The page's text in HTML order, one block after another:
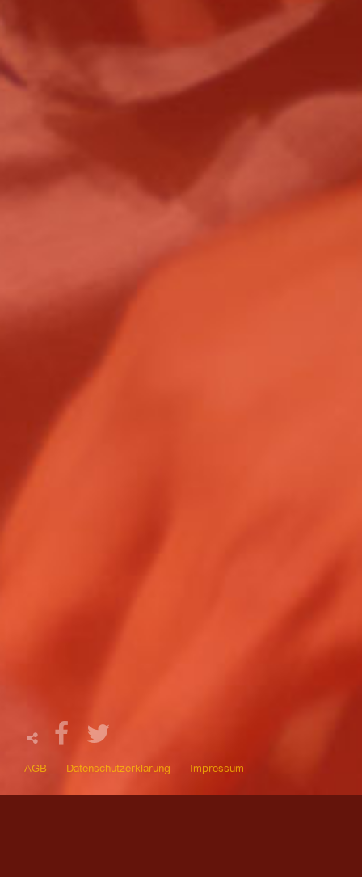
AGB Datenschutzerklärung Impressum